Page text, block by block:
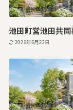
池田町営池田共
2026年6月22日